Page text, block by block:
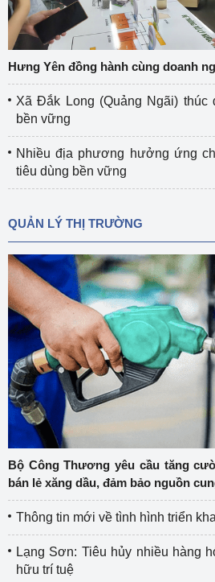
Hưng Yên đồng hành cùng doanh
Xã Đắk Long (Quảng Ngãi) thúc
bền vững
Nhiều địa phương hưởng ứng
tiêu dùng bền vững
QUẢN LÝ THỊ TRƯỜNG
Bộ Công Thương yêu cầu tăng
bán lẻ xăng dầu, đảm bảo nguồn
Thông tin mới về tình hình triển
Lạng Sơn: Tiêu hủy nhiều hàng
hữu trí tuệ